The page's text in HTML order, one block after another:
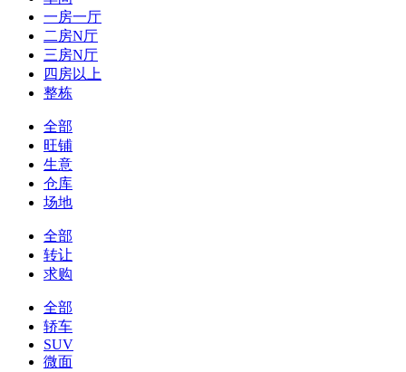
一房一厅
二房N厅
三房N厅
四房以上
整栋
全部
旺铺
生意
仓库
场地
全部
转让
求购
全部
轿车
SUV
微面